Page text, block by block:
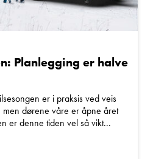
på noe? Spør!
Planlegging er halve
er i praksis ved veis
dørene våre er åpne året
er denne tiden vel så vikt...